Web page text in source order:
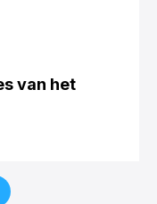
van het